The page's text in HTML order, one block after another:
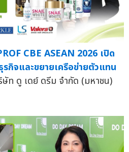
CBE ASEAN 2026 เปิด
กิจและขยายเครือข่ายตัวแทน
ท ดู เดย์ ดรีม จำกัด (มหาชน)